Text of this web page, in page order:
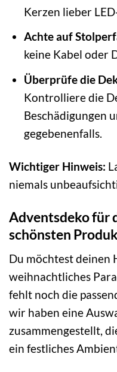
Kerzen lieber
Achte auf
keine Kabel oder
Überprüfe die
Kontrolliere die
Beschädigungen
gegebenenfalls.
Wichtiger Hinweis:
niemals
Adventsdeko für
schönsten
Du möchtest deinen
weihnachtliches
fehlt noch die
wir haben eine
zusammengestellt,
ein festliches